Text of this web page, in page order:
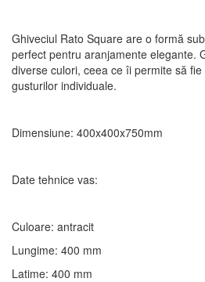
Ghiveciul Rato Square are o formă
perfect pentru aranjamente elegante.
diverse culori, ceea ce îi permite să
gusturilor individuale.
Dimensiune: 400x400x750mm
Date tehnice vas:
Culoare: antracit
Lungime: 400 mm
Latime: 400 mm